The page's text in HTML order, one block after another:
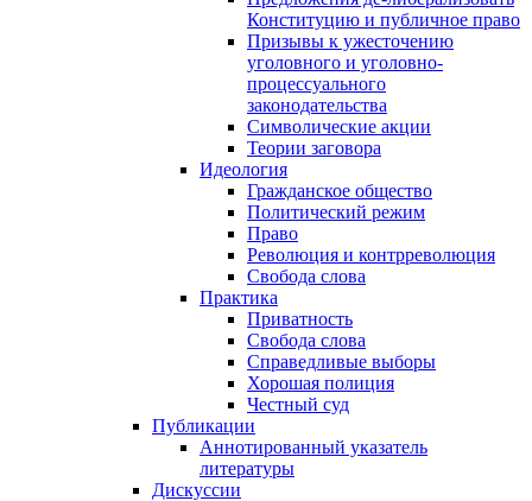
Конституцию и публичное право
Призывы к ужесточению
уголовного и уголовно-
процессуального
законодательства
Символические акции
Теории заговора
Идеология
Гражданское общество
Политический режим
Право
Революция и контрреволюция
Свобода слова
Практика
Приватность
Свобода слова
Справедливые выборы
Хорошая полиция
Честный суд
Публикации
Аннотированный указатель
литературы
Дискуссии